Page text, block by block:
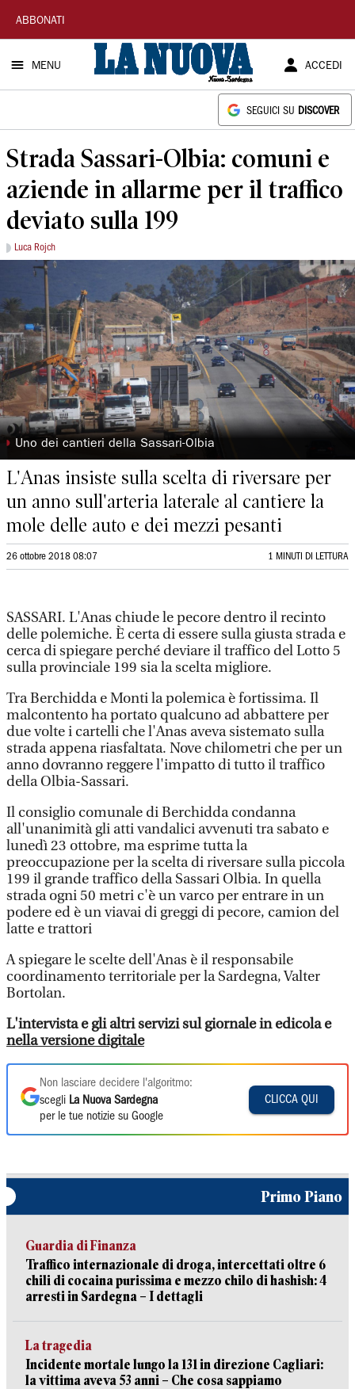
La
Nuova
Sardegna
ABBONATI
MENU ACCEDI
SEGUICI SU DISCOVER
Strada Sassari-Olbia: comuni e
aziende in allarme per il traffico
deviato sulla 199
Luca Rojch
◗ Uno dei cantieri della Sassari-Olbia
L'Anas insiste sulla scelta di riversare per
un anno sull'arteria laterale al cantiere la
mole delle auto e dei mezzi pesanti
26 ottobre 2018 08:07 1 MINUTI DI LETTURA
SASSARI. L'Anas chiude le pecore dentro il recinto
delle polemiche. È certa di essere sulla giusta strada e
cerca di spiegare perché deviare il traffico del Lotto 5
sulla provinciale 199 sia la scelta migliore.
Tra Berchidda e Monti la polemica è fortissima. Il
malcontento ha portato qualcuno ad abbattere per
due volte i cartelli che l'Anas aveva sistemato sulla
strada appena riasfaltata. Nove chilometri che per un
anno dovranno reggere l'impatto di tutto il traffico
della Olbia-Sassari.
Il consiglio comunale di Berchidda condanna
all'unanimità gli atti vandalici avvenuti tra sabato e
lunedì 23 ottobre, ma esprime tutta la
preoccupazione per la scelta di riversare sulla piccola
199 il grande traffico della Sassari Olbia. In quella
strada ogni 50 metri c'è un varco per entrare in un
podere ed è un viavai di greggi di pecore, camion del
latte e trattori
A spiegare le scelte dell'Anas è il responsabile
coordinamento territoriale per la Sardegna, Valter
Bortolan.
L'intervista e gli altri servizi sul giornale in edicola e
nella versione digitale
Non lasciare decidere l'algoritmo:
scegli La Nuova Sardegna
per le tue notizie su Google
CLICCA QUI
Primo Piano
Guardia di Finanza
Traffico internazionale di droga, intercettati oltre 6
chili di cocaina purissima e mezzo chilo di hashish: 4
arresti in Sardegna – I dettagli
La tragedia
Incidente mortale lungo la 131 in direzione Cagliari:
la vittima aveva 53 anni – Che cosa sappiamo